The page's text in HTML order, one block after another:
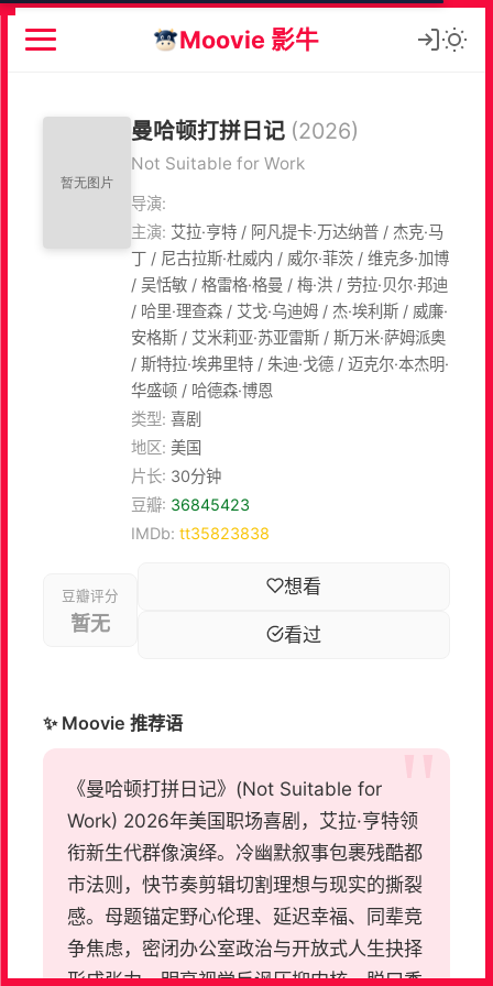
Moovie 影牛
曼哈顿打拼日记 (2026)
Not Suitable for Work
导演:
主演: 艾拉·亨特 / 阿凡提卡·万达纳普 / 杰克·马
丁 / 尼古拉斯·杜威内 / 威尔·菲茨 / 维克多·加博
/ 吴恬敏 / 格雷格·格曼 / 梅·洪 / 劳拉·贝尔·邦迪
/ 哈里·理查森 / 艾戈·乌迪姆 / 杰·埃利斯 / 威廉·
安格斯 / 艾米莉亚·苏亚雷斯 / 斯万米·萨姆派奥
/ 斯特拉·埃弗里特 / 朱迪·戈德 / 迈克尔·本杰明·
华盛顿 / 哈德森·博恩
类型: 喜剧
地区: 美国
片长: 30分钟
豆瓣: 36845423
IMDb: tt35823838
豆瓣评分
暂无
想看
看过
✨ Moovie 推荐语
《曼哈顿打拼日记》(Not Suitable for
Work) 2026年美国职场喜剧，艾拉·亨特领
衔新生代群像演绎。冷幽默叙事包裹残酷都
市法则，快节奏剪辑切割理想与现实的撕裂
感。母题锚定野心伦理、延迟幸福、同辈竞
争焦虑，密闭办公室政治与开放式人生抉择
形成张力。明亮视觉反讽压抑内核，脱口秀